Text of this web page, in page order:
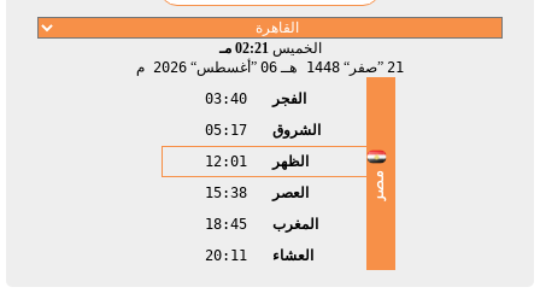
الخميس 02:21 مـ
21
صفر 1448 هـ 06 أغسطس 2026 م
مصر
الفجر
03:40
الشروق
05:17
الظهر
12:01
العصر
15:38
المغرب
18:45
العشاء
20:11